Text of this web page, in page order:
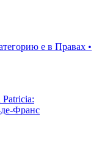
е в Правах •
Patricia:
Франс